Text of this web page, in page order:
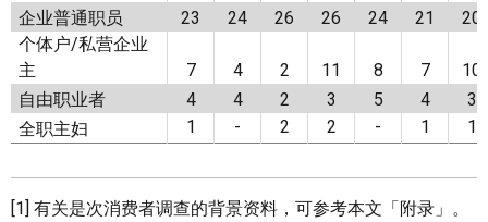
企业普通职员 23 24 26 26 24 21
20
个体户/私营企业
主
7 4 2 11 8 7
10
自由职业者
4 4 2 3 5 4
3
全职主妇
1 - 2 2 - 1 1
[1] 有关是次消费者调查的背景资料，可参考本文「附录」。